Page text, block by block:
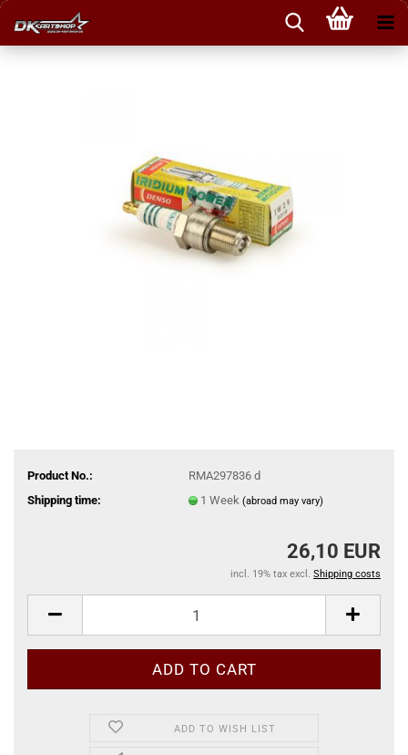
Product No.:
RMA297836 d
Shipping time:
1 Week (abroad may vary)
26,10 EUR
incl. 19% tax excl. Shipping costs
ADD TO WISH LIST